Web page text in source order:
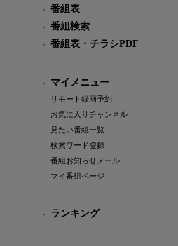
番組表
番組検索
番組表・チラシPDF
マイメニュー
リモート録画予約
お気に入りチャンネル
見たい番組一覧
検索ワード登録
番組お知らせメール
マイ番組ページ
ランキング